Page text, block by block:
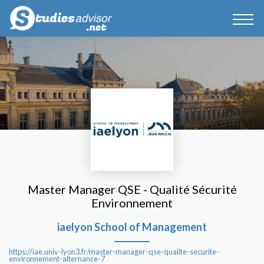
Master Manager QSE - Qualité Sécurité
Environnement
iaelyon School of Management
https://iae.univ-lyon3.fr/master-manager-qse-qualite-securite-
environnement-alternance-7